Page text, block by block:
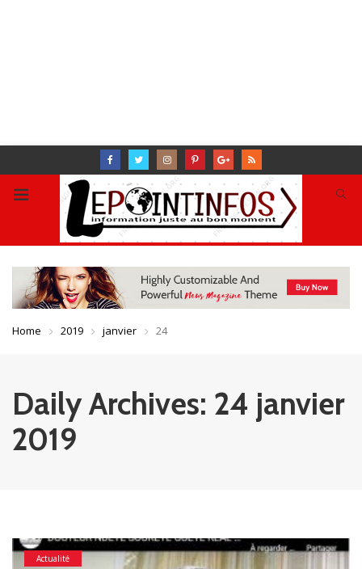
Home 2019 janvier 24
Daily Archives: 24 janvier
2019
Actualité